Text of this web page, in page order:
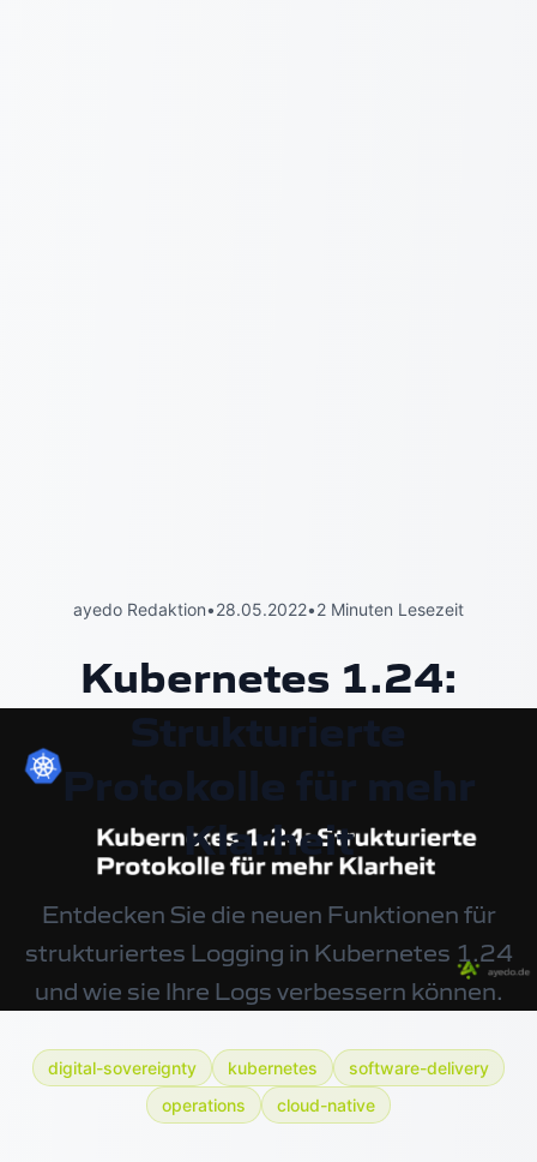
ayedo Redaktion•28.05.2022•2 Minuten Lesezeit
Kubernetes 1.24:
Strukturierte
Protokolle für mehr
Klarheit
Entdecken Sie die neuen Funktionen für
strukturiertes Logging in Kubernetes 1.24
und wie sie Ihre Logs verbessern können.
digital-sovereignty kubernetes
software-delivery
operations
cloud-native